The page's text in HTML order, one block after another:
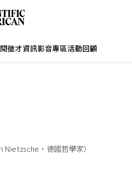
徵才資訊影音專區活動回顧
，德國哲學家）